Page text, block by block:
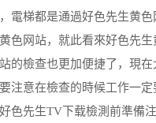
電梯都是通過好色先生黄
色网站，就此看來好色先
的檢查也更加便捷了，現
注意在檢查的時候工作一
色先生TV下载檢測前準備